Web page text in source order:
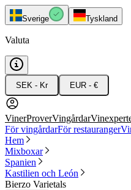
Sverige Tyskland
Valuta
SEK - Kr EUR - €
VinerProverVingårdar
För vingårdarFör restauranger
Hem
Mixboxar
Spanien
Kastilien och León
Bierzo Varietals